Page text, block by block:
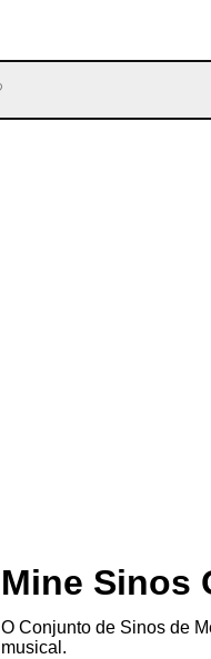
Mine Sinos
O Conjunto de Sinos de
musical.